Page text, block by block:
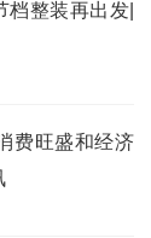
档整装再出发|
费旺盛和经济